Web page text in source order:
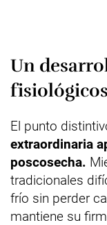
Un
fisiológicos
El punto
extraordinaria
poscosecha.
tradicionales
frío sin perder
mantiene su